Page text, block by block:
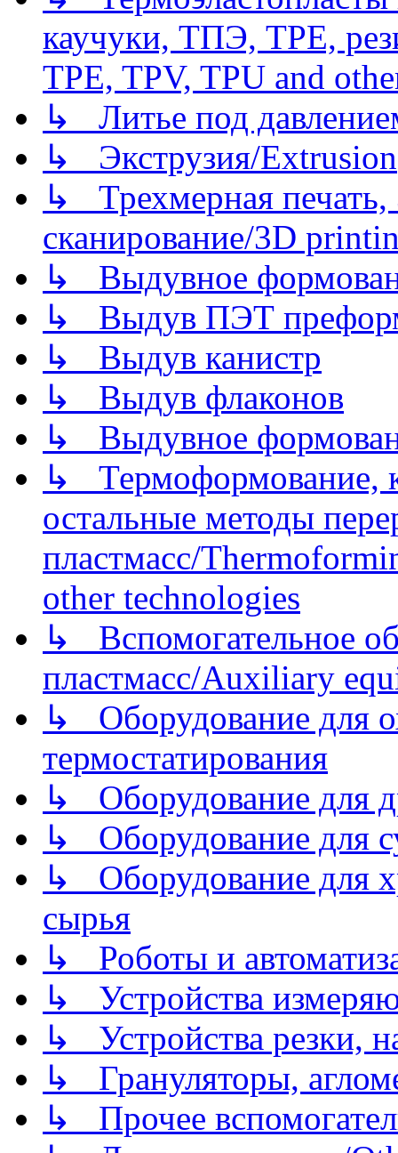
каучуки, ТПЭ, TPE,
TPE, TPV, TPU and
↳ Литье под
↳ Экструзия/Extrusion
↳ Трехмерная
сканирование/3D
↳ Выдувное
↳ Выдув ПЭТ
↳ Выдув канистр
↳ Выдув флаконов
↳ Выдувное
↳ Термоформование,
остальные методы
пластмасс/
other technologies
↳ Вспомогательное
пластмасс/Auxiliary
↳ Оборудование для
термостатирования
↳ Оборудование для
↳ Оборудование для
↳ Оборудование для
сырья
↳ Роботы и
↳ Устройства
↳ Устройства резки,
↳ Грануляторы,
↳ Прочее